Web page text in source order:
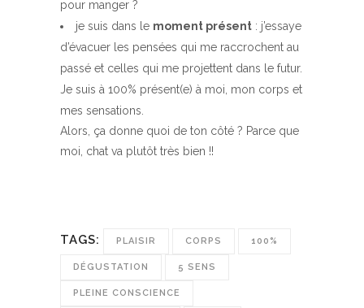
pour manger ?
je suis dans le moment présent : j’essaye
d’évacuer les pensées qui me raccrochent au
passé et celles qui me projettent dans le futur.
Je suis à 100% présent(e) à moi, mon corps et
mes sensations.
Alors, ça donne quoi de ton côté ? Parce que
moi, chat va plutôt très bien !!
TAGS: PLAISIR CORPS 100%
DÉGUSTATION 5 SENS
PLEINE CONSCIENCE